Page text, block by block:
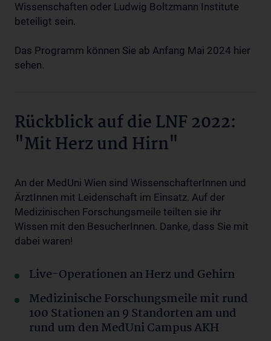
Wissenschaften oder Ludwig Boltzmann Institute
beteiligt sein.
Das Programm können Sie ab Anfang Mai 2024 hier
sehen.
Rückblick auf die LNF 2022:
"Mit Herz und Hirn"
An der MedUni Wien sind WissenschafterInnen und
ÄrztInnen mit Leidenschaft im Einsatz. Auf der
Medizinischen Forschungsmeile teilten sie ihr
Wissen mit den BesucherInnen. Danke, dass Sie mit
dabei waren!
Live-Operationen an Herz und Gehirn
Medizinische Forschungsmeile mit rund
100 Stationen an 9 Standorten am und
rund um den MedUni Campus AKH